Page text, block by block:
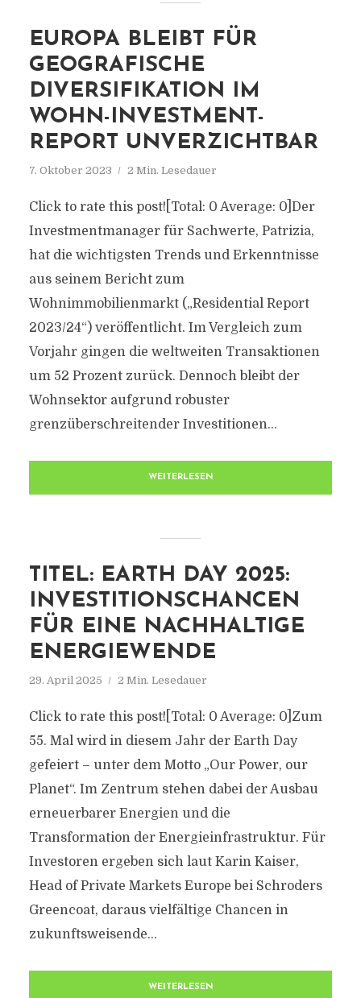
EUROPA BLEIBT FÜR
GEOGRAFISCHE
DIVERSIFIKATION IM
WOHN-INVESTMENT-
REPORT UNVERZICHTBAR
7. Oktober 2023 2 Min. Lesedauer
Click to rate this post![Total: 0 Average: 0]Der
Investmentmanager für Sachwerte, Patrizia,
hat die wichtigsten Trends und Erkenntnisse
aus seinem Bericht zum
Wohnimmobilienmarkt („Residential Report
2023/24“) veröffentlicht. Im Vergleich zum
Vorjahr gingen die weltweiten Transaktionen
um 52 Prozent zurück. Dennoch bleibt der
Wohnsektor aufgrund robuster
grenzüberschreitender Investitionen...
WEITERLESEN
TITEL: EARTH DAY 2025:
INVESTITIONSCHANCEN
FÜR EINE NACHHALTIGE
ENERGIEWENDE
29. April 2025 2 Min. Lesedauer
Click to rate this post![Total: 0 Average: 0]Zum
55. Mal wird in diesem Jahr der Earth Day
gefeiert – unter dem Motto „Our Power, our
Planet“. Im Zentrum stehen dabei der Ausbau
erneuerbarer Energien und die
Transformation der Energieinfrastruktur. Für
Investoren ergeben sich laut Karin Kaiser,
Head of Private Markets Europe bei Schroders
Greencoat, daraus vielfältige Chancen in
zukunftsweisende...
WEITERLESEN